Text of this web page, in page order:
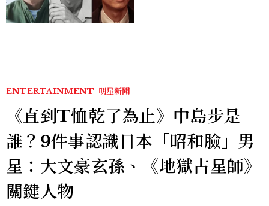
ENTERTAINMENT 明星新聞
《直到T恤乾了為止》中島步是
誰？9件事認識日本「昭和臉」男
星：大文豪玄孫、《地獄占星師》
關鍵人物